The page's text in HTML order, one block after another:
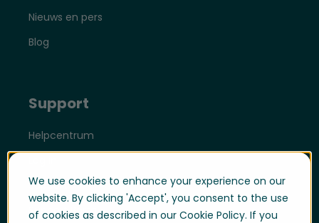
We use cookies to enhance your experience on our
website. By clicking 'Accept', you consent to the use
of cookies as described in our Cookie Policy. If you
Nieuws en pers
Blog
Support
Helpcentrum
Support
Support Portal